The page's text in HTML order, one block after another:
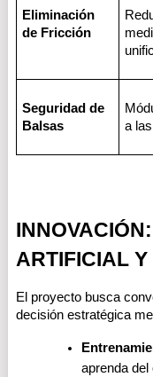
Eliminación
de Fricción
Seguridad de
Balsas
a
ARTIFICIAL Y
El proyecto busca
decisión estratégica
aprenda